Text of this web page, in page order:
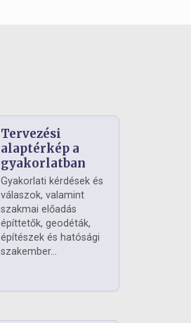
Tervezési
alaptérkép a
gyakorlatban
Gyakorlati kérdések és
válaszok, valamint
szakmai előadás
építtetők, geodéták,
építészek és hatósági
szakember...